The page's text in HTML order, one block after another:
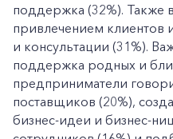
поддержка (32%). Также
привлечением клиентов
и консультации (31%).
поддержка родных и
предприниматели
поставщиков (20%),
бизнес-идеи и бизнес-